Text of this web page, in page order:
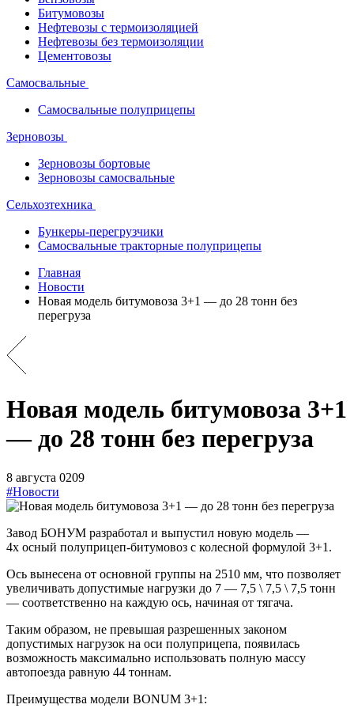
Битумовозы
Нефтевозы с термоизоляцией
Нефтевозы без термоизоляции
Цементовозы
Самосвальные
Самосвальные полуприцепы
Зерновозы
Зерновозы бортовые
Зерновозы самосвальные
Сельхозтехника
Бункеры-перегрузчики
Самосвальные тракторные полуприцепы
Главная
Новости
Новая модель битумовоза 3+1 — до 28 тонн без
перегруза
Новая модель битумовоза 3+1
— до 28 тонн без перегруза
8 августа 0209
#Новости
Завод БОНУМ разработал и выпустил новую модель —
4х осный полуприцеп-битумовоз с колесной формулой 3+1.
Ось вынесена от основной группы на 2510 мм, что позволяет
увеличивать допустимые нагрузки до 7 — 7,5 \ 7,5 \ 7,5 тонн
— соответственно на каждую ось, начиная от тягача.
Таким образом, не превышая разрешенных законом
допустимых нагрузок на оси полуприцепа, появилась
возможность максимально использовать полную массу
автопоезда равную 44 тоннам.
Преимущества модели BONUM 3+1: